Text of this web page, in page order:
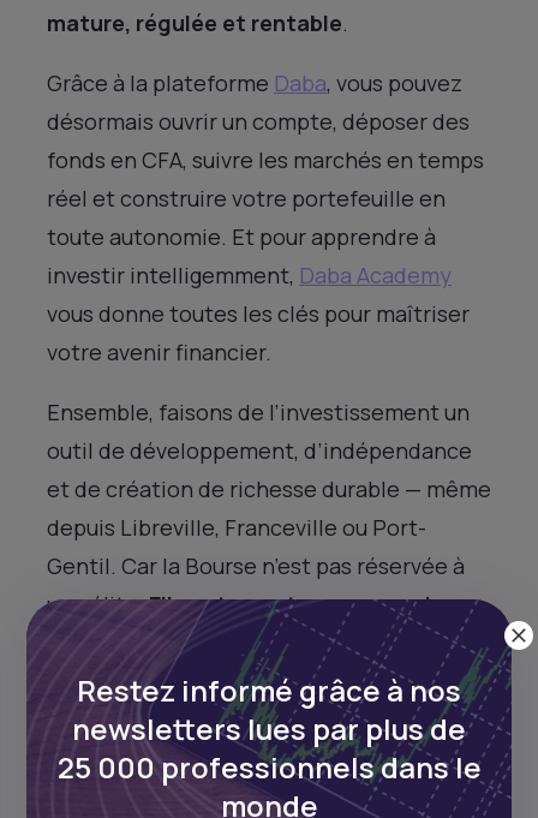
mature, régulée et rentable.
Grâce à la plateforme Daba, vous pouvez
désormais ouvrir un compte, déposer des
fonds en CFA, suivre les marchés en temps
réel et construire votre portefeuille en
toute autonomie. Et pour apprendre à
investir intelligemment, Daba Academy
vous donne toutes les clés pour maîtriser
votre avenir financier.
Ensemble, faisons de l’investissement un
outil de développement, d’indépendance
et de création de richesse durable — même
depuis Libreville, Franceville ou Port-
Gentil. Car la Bourse n’est pas réservée à
une élite.Elle est pour tous ceux qui
veulent prendre leur avenir financier en
main.
French
Restez informé grâce à nos
newsletters lues par plus de
25 000 professionnels dans le
monde